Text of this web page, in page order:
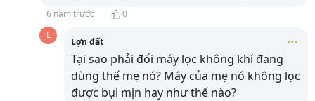
6 năm trước
0
L
Lợn đất
Tại sao phải đổi máy lọc không khí đang
dùng thế mẹ nó? Máy của mẹ nó không lọc
được bụi mịn hay như thế nào?